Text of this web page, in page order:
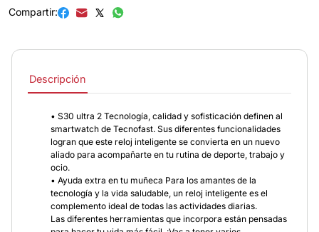
Compartir:
Descripción
• S30 ultra 2 Tecnología, calidad y sofisticación definen al
smartwatch de Tecnofast. Sus diferentes funcionalidades
logran que este reloj inteligente se convierta en un nuevo
aliado para acompañarte en tu rutina de deporte, trabajo y
ocio.
• Ayuda extra en tu muñeca Para los amantes de la
tecnología y la vida saludable, un reloj inteligente es el
complemento ideal de todas las actividades diarias.
Las diferentes herramientas que incorpora están pensadas